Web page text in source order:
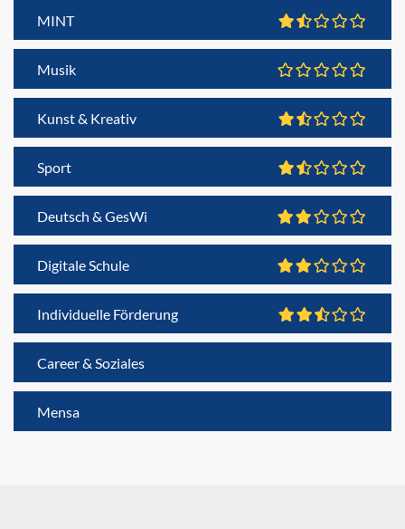
MINT
Musik
Kunst & Kreativ
Sport
Deutsch & GesWi
Digitale Schule
Individuelle Förderung
Career & Soziales
Mensa